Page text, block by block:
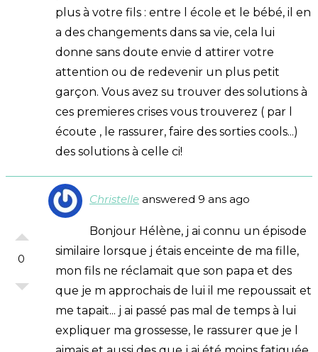
plus à votre fils : entre l école et le bébé, il en
a des changements dans sa vie, cela lui
donne sans doute envie d attirer votre
attention ou de redevenir un plus petit
garçon. Vous avez su trouver des solutions à
ces premieres crises vous trouverez ( par l
écoute , le rassurer, faire des sorties cools...)
des solutions à celle ci!
0
Christelle answered 9 ans ago
Bonjour Hélène, j ai connu un épisode
similaire lorsque j étais enceinte de ma fille,
mon fils ne réclamait que son papa et des
que je m approchais de lui il me repoussait et
me tapait... j ai passé pas mal de temps à lui
expliquer ma grossesse, le rassurer que je l